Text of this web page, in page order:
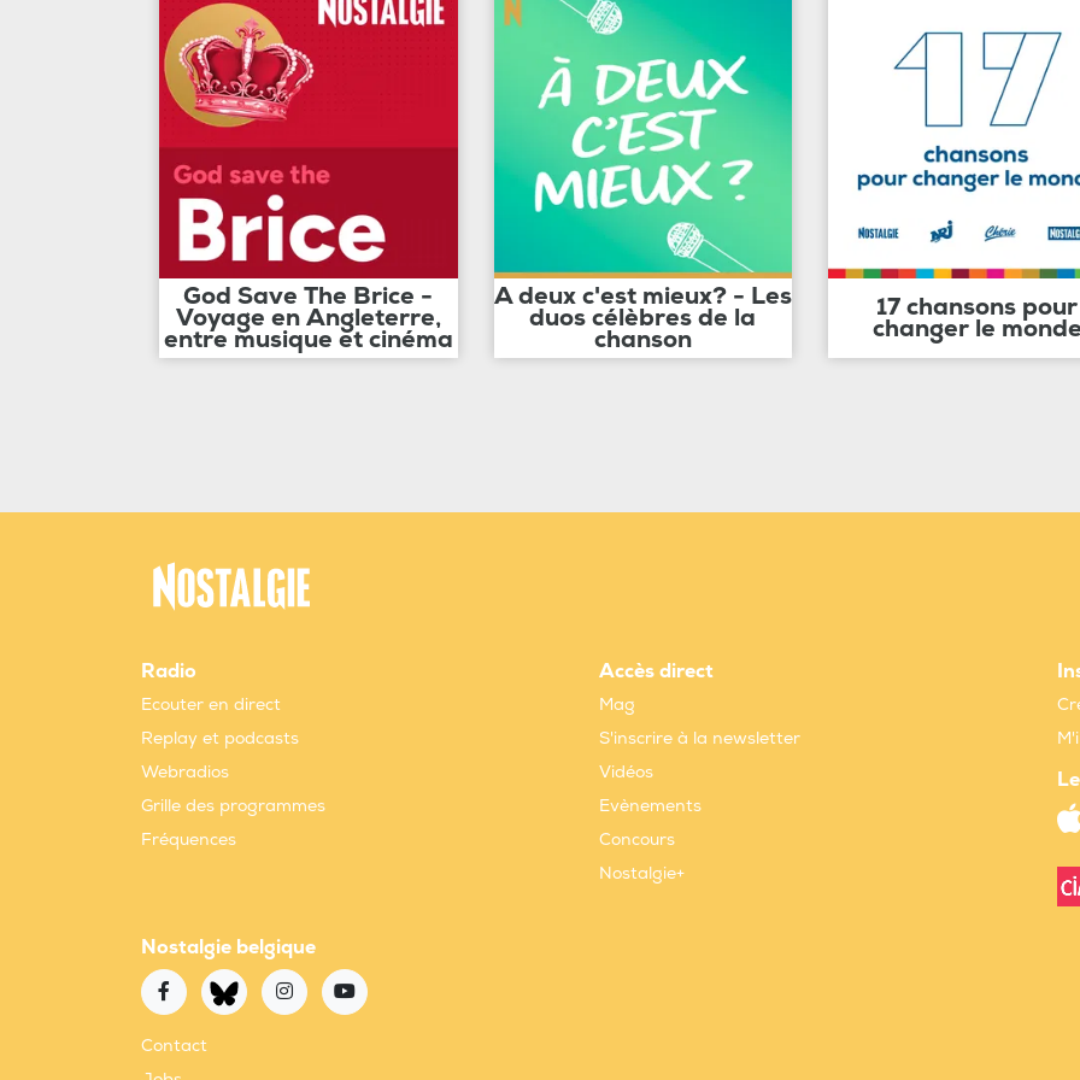
God Save The Brice -
Voyage en Angleterre,
entre musique et cinéma
A deux c'est mieux? - Les
duos célèbres de la
chanson
17 chansons pour
changer le
Radio
Ecouter en direct
Replay et podcasts
Webradios
Grille des programmes
Fréquences
Accès direct
Mag
S'inscrire à la newsletter
Vidéos
Evènements
Concours
Nostalgie+
Nostalgie belgique
Contact